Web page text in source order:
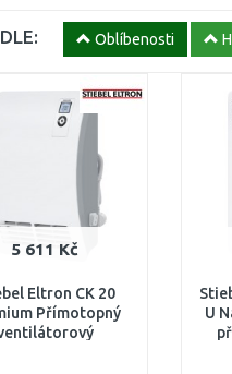
Oblíbenosti
5 611 Kč
Eltron CK 20
Přímotopný
U